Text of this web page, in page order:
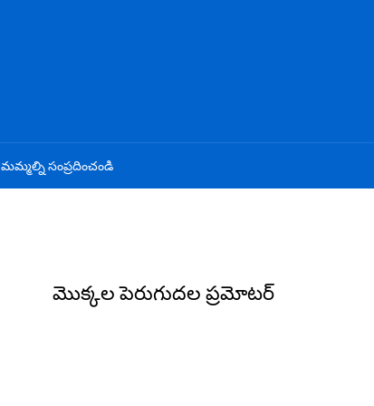
మమ్మల్ని సంప్రదించండి
మొక్కల పెరుగుదల ప్రమోటర్